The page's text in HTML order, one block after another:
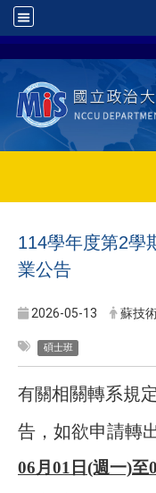
114學年度第2學
業公告
2026-05-13 蘇技
碩士班
有關相關轉系規
告，如欲申請轉
06月01日(週一)至